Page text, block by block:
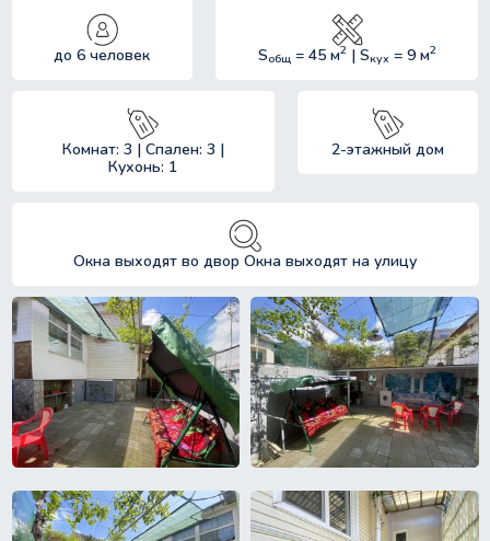
до 6 человек Sобщ = 45 м2| Sкух = 9 м2
Комнат: 3 | Спален: 3 |
Кухонь: 1
2-этажный дом
Окна выходят во двор Окна выходят на улицу